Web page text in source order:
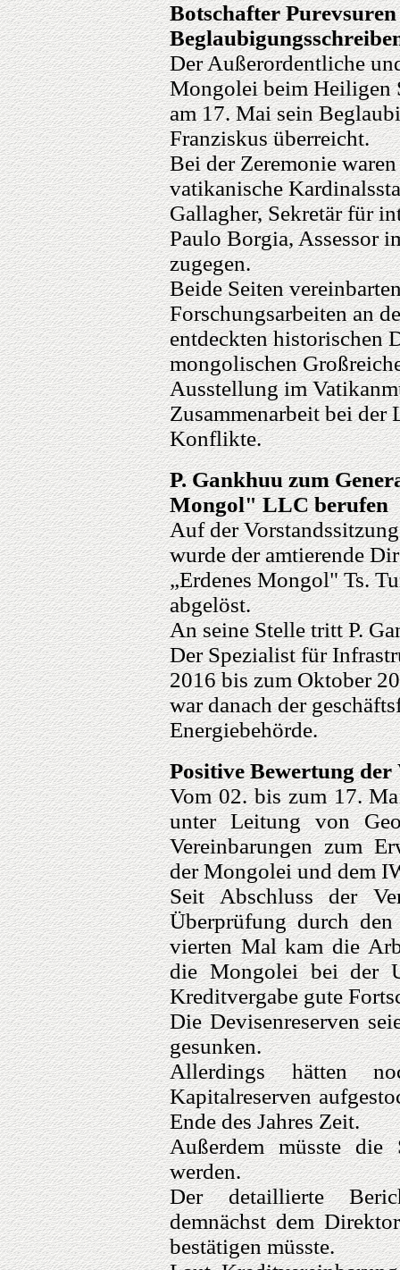
Botschafter
Der Außerordentliche
Mongolei beim Heiligen
am 17. Mai sein
Franziskus überreicht.
Bei der Zeremonie
vatikanische
Gallagher, Sekretär für
Paulo Borgia, Assessor
zugegen.
Beide Seiten
Forschungsarbeiten an
entdeckten historischen
mongolischen
Ausstellung im
Zusammenarbeit bei
Konflikte.
P. Gankhuu zum
Mongol" LLC berufen
Auf der
wurde der amtierende
„Erdenes Mongol" Ts.
abgelöst.
An seine Stelle tritt P.
Der Spezialist für
2016 bis zum Oktober
war danach der
Energiebehörde.
Positive Bewertung
Vom 02. bis zum 17.
unter Leitung von
Vereinbarungen zum
der Mongolei und dem
Seit Abschluss der
Überprüfung durch
vierten Mal kam die
die Mongolei bei der
Kreditvergabe gute
Die Devisenreserven
gesunken.
Allerdings hätten
Kapitalreserven
Ende des Jahres Zeit.
Außerdem müsste die
werden.
Der detaillierte
demnächst dem
bestätigen müsste.